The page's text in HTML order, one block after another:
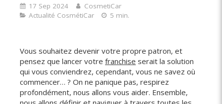
17 Sep 2024
CosmetiCar
Actualité CosmétiCar
5 min.
Vous souhaitez devenir votre propre patron, et
pensez que lancer votre franchise serait la solution
qui vous conviendrez, cependant, vous ne savez où
commencer… ? On ne panique pas, respirez
profondément, nous allons vous aider. Ensemble,